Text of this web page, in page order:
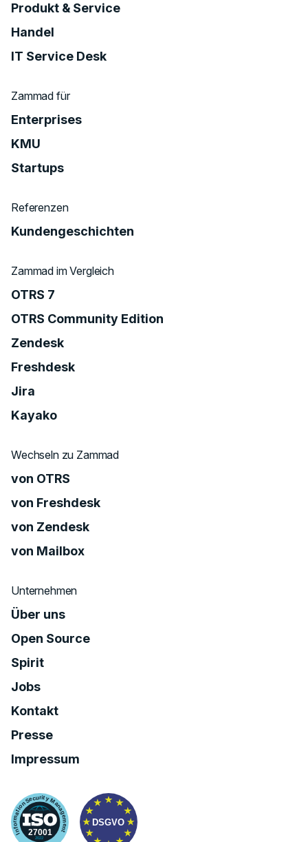
Produkt & Service
Handel
IT Service Desk
Zammad für
Enterprises
KMU
Startups
Referenzen
Kundengeschichten
Zammad im Vergleich
OTRS 7
OTRS Community Edition
Zendesk
Freshdesk
Jira
Kayako
Wechseln zu Zammad
von OTRS
von Freshdesk
von Zendesk
von Mailbox
Unternehmen
Über uns
Open Source
Spirit
Jobs
Kontakt
Presse
Impressum